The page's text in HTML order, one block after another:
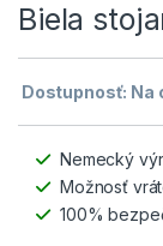
Biela
Dostupnosť: Na
Nemecký
Možnosť
100%